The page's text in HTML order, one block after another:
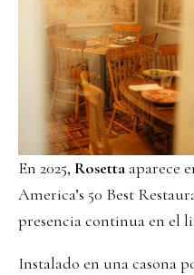
En 2025, Rosetta aparece
America’s 50 Best
presencia continua en el
Instalado en una casona